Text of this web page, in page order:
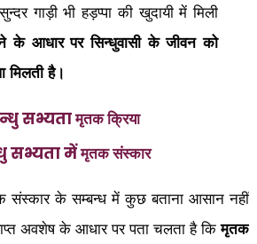
गाड़ी भी हड़प्पा की खुदायी में मिली
के आधार पर सिन्धुवासी के जीवन को
मिलती है।
सभ्यतामृतक क्रिया
सभ्यता मेंमृतक संस्कार
संस्कार के सम्बन्ध में कुछ बताना आसान नहीं
अवशेष के आधार पर पता चलता है किमृतक